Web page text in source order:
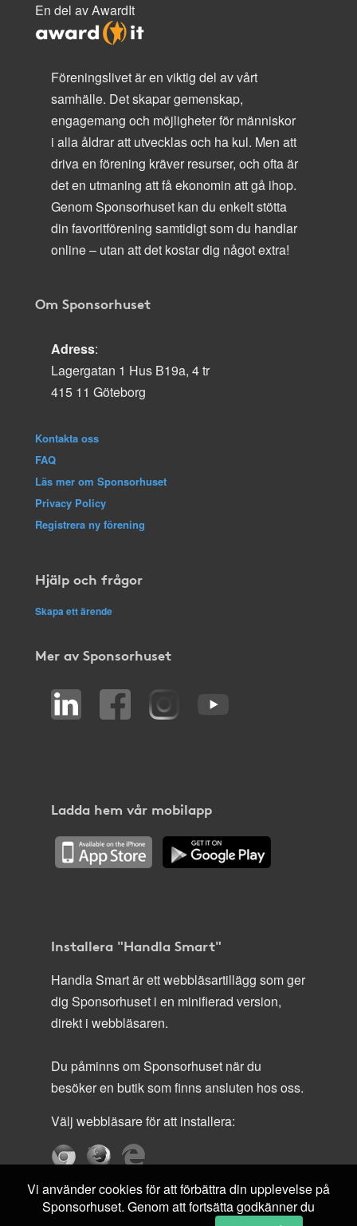
En del av AwardIt
Föreningslivet är en viktig del av vårt
samhälle. Det skapar gemenskap,
engagemang och möjligheter för människor
i alla åldrar att utvecklas och ha kul. Men att
driva en förening kräver resurser, och ofta är
det en utmaning att få ekonomin att gå ihop.
Genom Sponsorhuset kan du enkelt stötta
din favoritförening samtidigt som du handlar
online – utan att det kostar dig något extra!
Om Sponsorhuset
Adress:
Lagergatan 1 Hus B19a, 4 tr
415 11 Göteborg
Kontakta oss
FAQ
Läs mer om Sponsorhuset
Privacy Policy
Registrera ny förening
Hjälp och frågor
Skapa ett ärende
Mer av Sponsorhuset
Ladda hem vår mobilapp
Installera "Handla Smart"
Handla Smart är ett webbläsartillägg som ger
dig Sponsorhuset i en minifierad version,
direkt i webbläsaren.
Du påminns om Sponsorhuset när du
besöker en butik som finns ansluten hos oss.
Välj webbläsare för att installera:
Vi använder cookies för att förbättra din upplevelse på
Sponsorhuset. Genom att fortsätta godkänner du